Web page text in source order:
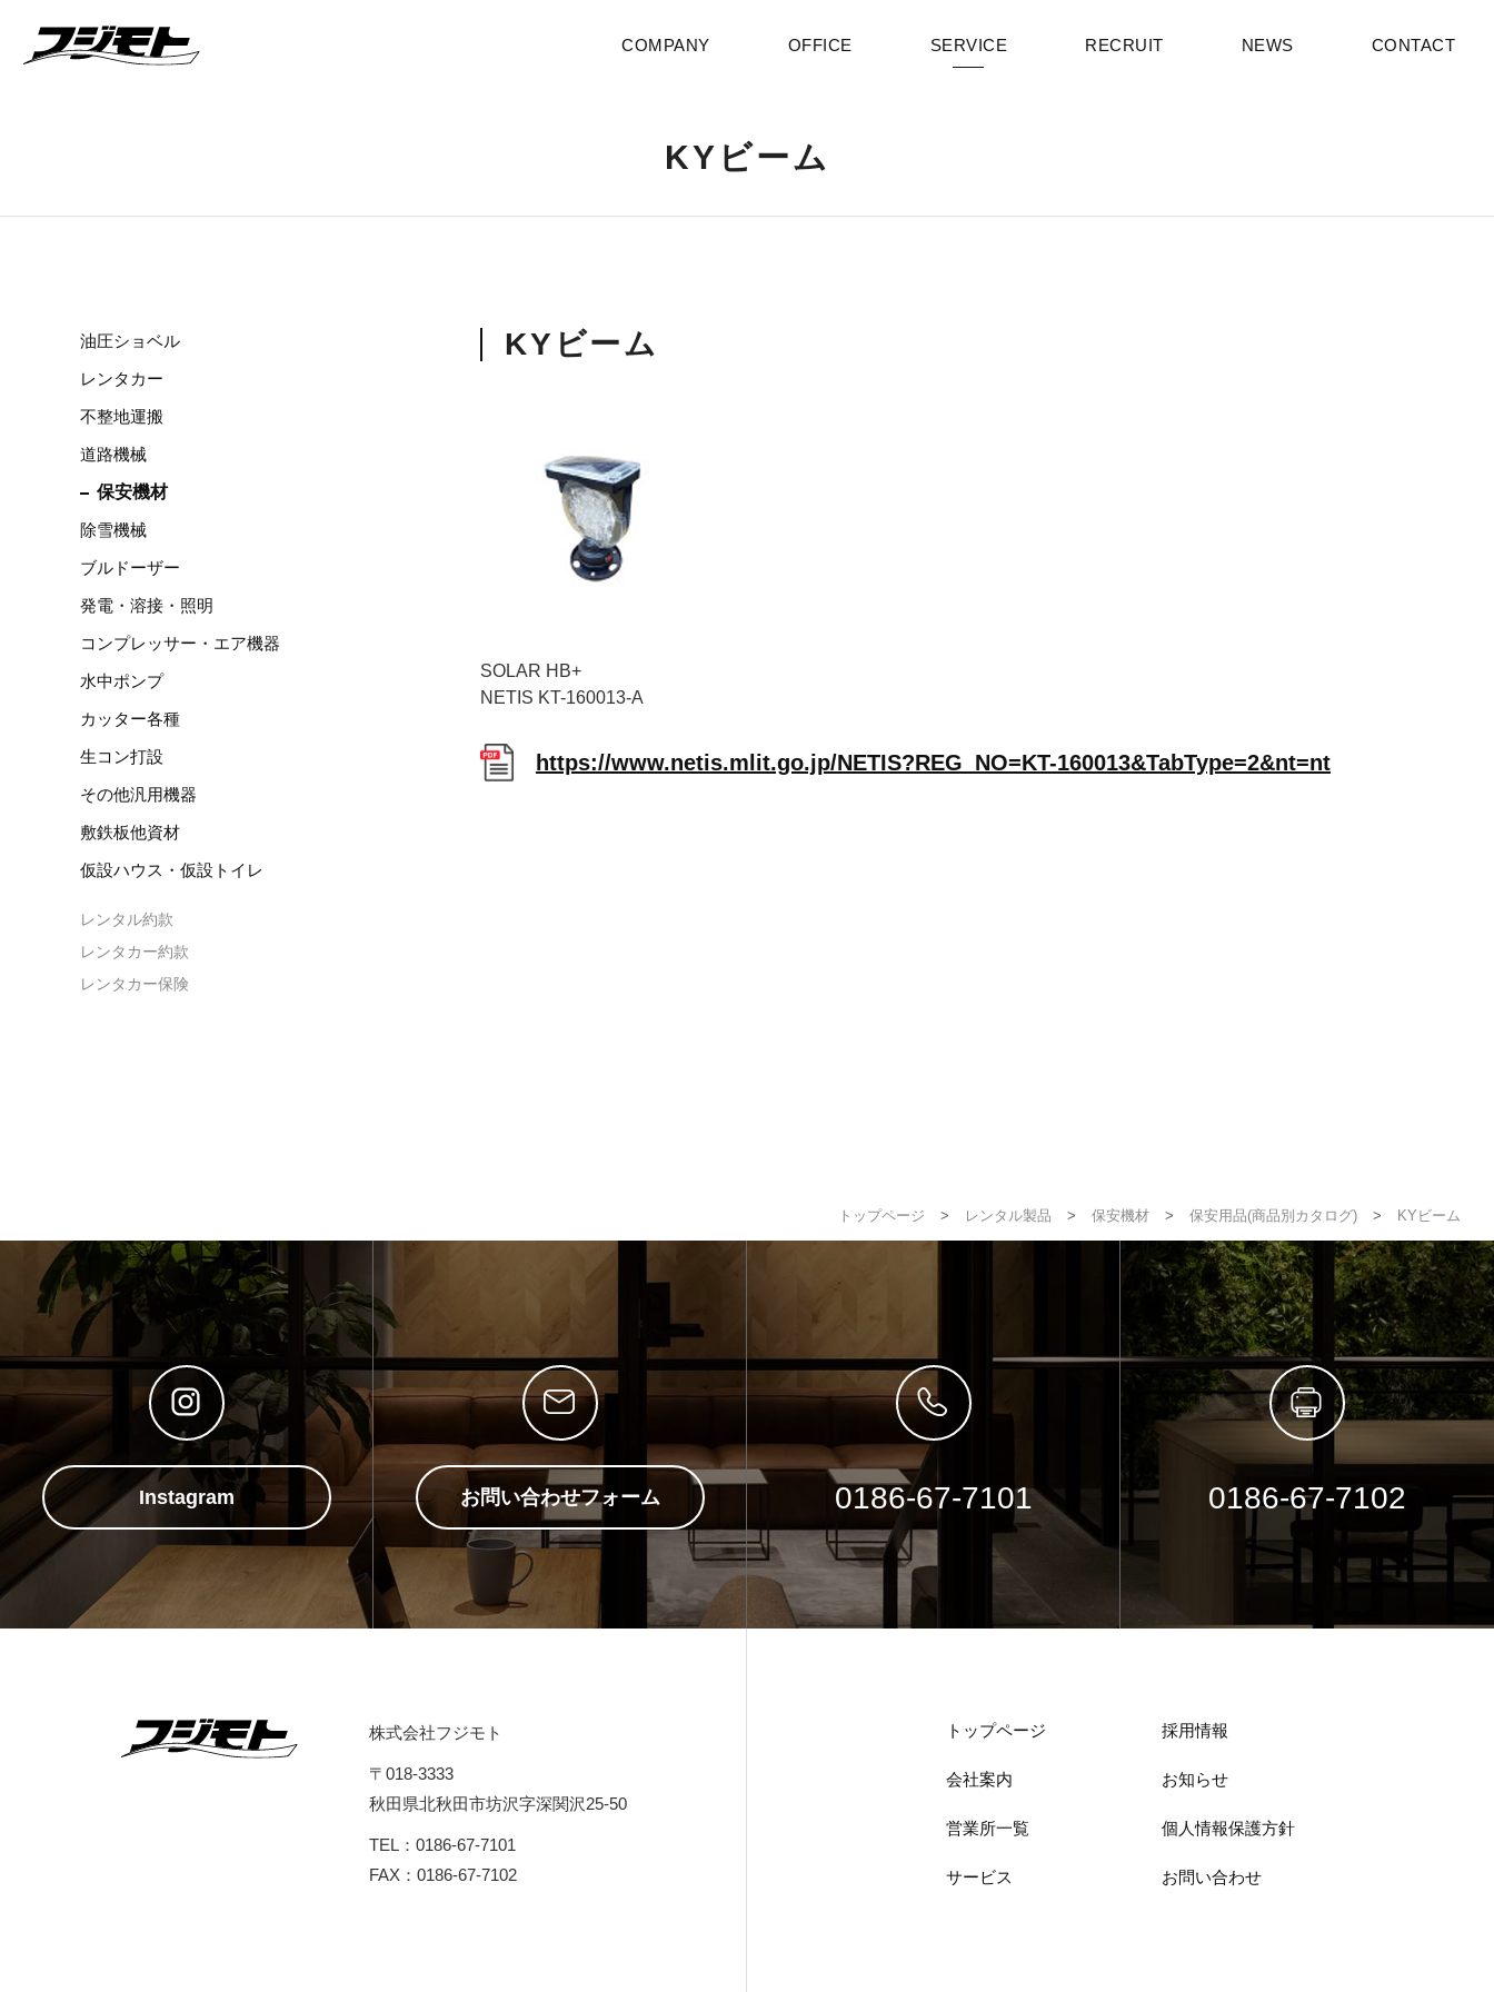
COMPANY OFFICE SERVICE RECRUIT NEWS CONTACT
KYビーム
油圧ショベル
レンタカー
不整地運搬
道路機械
保安機材
除雪機械
ブルドーザー
発電・溶接・照明
コンプレッサー・エア機器
水中ポンプ
カッター各種
生コン打設
その他汎用機器
敷鉄板他資材
仮設ハウス・仮設トイレ
レンタル約款
レンタカー約款
レンタカー保険
KYビーム
SOLAR HB+
NETIS KT-160013-A
https://www.netis.mlit.go.jp/NETIS?REG_NO=KT-160013&TabType=2&nt=nt
トップページ > レンタル製品 > 保安機材 > 保安用品(商品別カタログ) > KYビーム
Instagram お問い合わせフォーム 0186-67-7101 0186-67-7102
株式会社フジモト
〒018-3333
秋田県北秋田市坊沢字深関沢25-50
TEL：0186-67-7101
FAX：0186-67-7102
トップページ
会社案内
営業所一覧
サービス
採用情報
お知らせ
個人情報保護方針
お問い合わせ